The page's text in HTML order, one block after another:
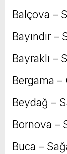
Balçova –
Bayındır –
Bayraklı –
Bergama –
Beydağ –
Bornova –
Buca –